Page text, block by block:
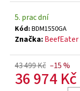
5. prac dní
Kód: BDM1550GA
Značka:BeefEater
43 499 Kč –15 %
36 974 Kč
D
o
p
o